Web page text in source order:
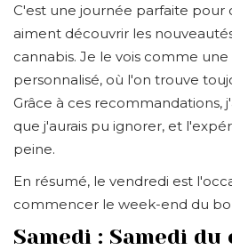
C'est une journée parfaite pour
aiment découvrir les
cannabis. Je le vois comme
personnalisé, où l'on trouve
Grâce à ces recommandations,
que j'aurais pu ignorer, et
peine.
En résumé, le vendredi est
commencer le week-end du
Samedi : Samedi du